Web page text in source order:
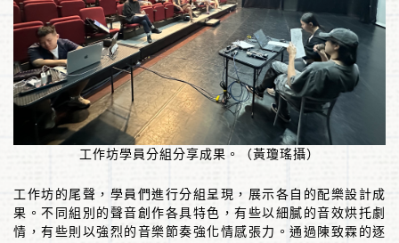
工作坊學員分組分享成果。（黃瓊瑤攝）
工作坊的尾聲，學員們進行分組呈現，展示各自的配樂設計成
果。不同組別的聲音創作各具特色，有些以細膩的音效烘托劇
情，有些則以強烈的音樂節奏強化情感張力。通過陳致霖的逐